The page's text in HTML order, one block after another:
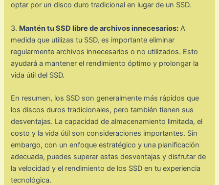
optar por un disco duro tradicional en lugar de un SSD.
3. Mantén tu SSD libre de archivos innecesarios: A
medida que utilizas tu SSD, es importante eliminar
regularmente archivos innecesarios o no utilizados. Esto
ayudará a mantener el rendimiento óptimo y prolongar la
vida útil del SSD.
En resumen, los SSD son generalmente más rápidos que
los discos duros tradicionales, pero también tienen sus
desventajas. La capacidad de almacenamiento limitada, el
costo y la vida útil son consideraciones importantes. Sin
embargo, con un enfoque estratégico y una planificación
adecuada, puedes superar estas desventajas y disfrutar de
la velocidad y el rendimiento de los SSD en tu experiencia
tecnológica.